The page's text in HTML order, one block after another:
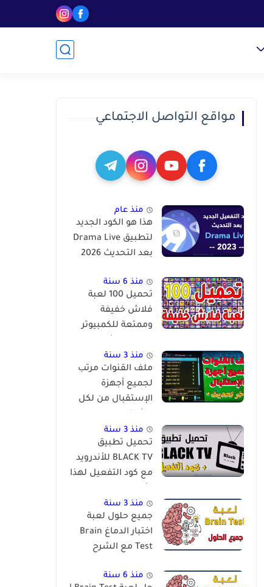
مواقع التواصل الاجتماعي
منذ عام
هذا هو الكود الجديد
لتطبيق Drama Live
بعد التحديث 2026
منذ 6 سنة
تحميل 100 لعبة
فلاش خفيفة
وممتعة للكمبيوتر
منذ 3 سنة
ملف القنوات مرتب
لجميع أجهزة
الإستقبال من لكل
والمعالجات
منذ 3 سنة
تحميل تطبيق
BLACK TV للأندرويد
مع كود التفعيل لهذا
منذ 3 سنة
جميع حلول لعبة
اختبار الدماغ Brain
Test مع الشرح
منذ 6 سنة